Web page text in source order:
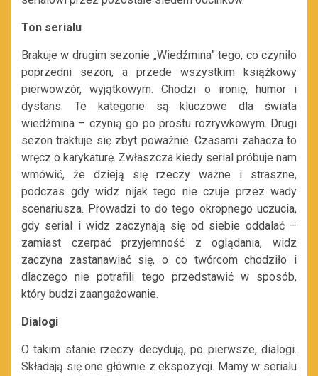
Ton serialu
Brakuje w drugim sezonie „Wiedźmina” tego, co czyniło
poprzedni sezon, a przede wszystkim książkowy
pierwowzór, wyjątkowym. Chodzi o ironię, humor i
dystans. Te kategorie są kluczowe dla świata
wiedźmina – czynią go po prostu rozrywkowym. Drugi
sezon traktuje się zbyt poważnie. Czasami zahacza to
wręcz o karykaturę. Zwłaszcza kiedy serial próbuje nam
wmówić, że dzieją się rzeczy ważne i straszne,
podczas gdy widz nijak tego nie czuje przez wady
scenariusza. Prowadzi to do tego okropnego uczucia,
gdy serial i widz zaczynają się od siebie oddalać –
zamiast czerpać przyjemność z oglądania, widz
zaczyna zastanawiać się, o co twórcom chodziło i
dlaczego nie potrafili tego przedstawić w sposób,
który budzi zaangażowanie.
Dialogi
O takim stanie rzeczy decydują, po pierwsze, dialogi.
Składają się one głównie z ekspozycji. Mamy w serialu